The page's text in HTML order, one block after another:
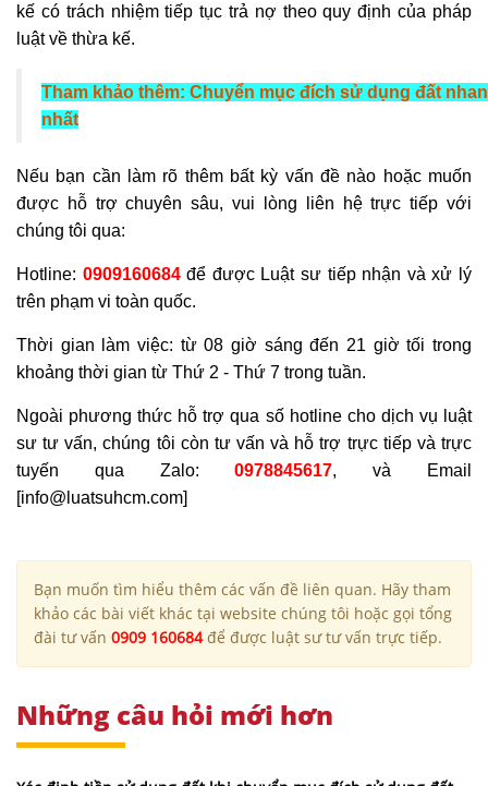
kế có trách nhiệm tiếp tục trả nợ theo quy định của pháp
luật về thừa kế.
Tham khảo thêm: Chuyển mục đích sử dụng đất
nhất
Nếu bạn cần làm rõ thêm bất kỳ vấn đề nào hoặc muốn
được hỗ trợ chuyên sâu, vui lòng liên hệ trực tiếp với
chúng tôi qua:
Hotline: 0909160684để được Luật sư tiếp nhận và xử lý
trên phạm vi toàn quốc.
Thời gian làm việc: từ 08 giờ sáng đến 21 giờ tối trong
khoảng thời gian từ Thứ 2 - Thứ 7 trong tuần.
Ngoài phương thức hỗ trợ qua số hotline cho dịch vụ luật
sư tư vấn, chúng tôi còn tư vấn và hỗ trợ trực tiếp và trực
tuyến qua Zalo:0978845617, và Email
[info@luatsuhcm.com]
Bạn muốn tìm hiểu thêm các vấn đề liên quan. Hãy tham
khảo các bài viết khác tại website chúng tôi hoặc gọi tổng
đài tư vấn 0909 160684để được luật sư tư vấn trực tiếp.
Những câu hỏi mới hơn